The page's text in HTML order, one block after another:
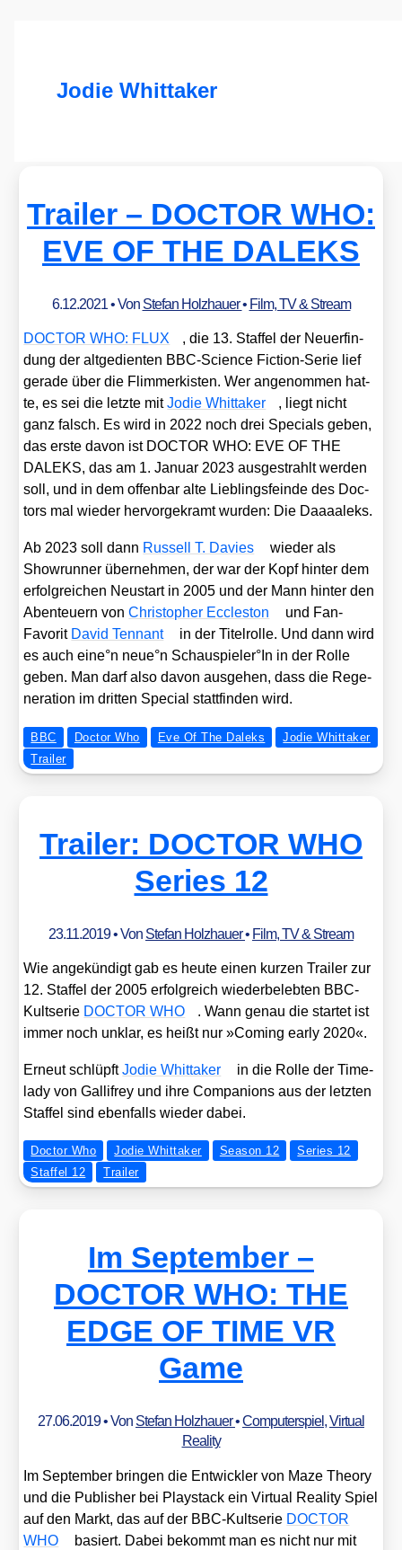
Jodie Whittaker
Trailer – DOCTOR WHO:
EVE OF THE DALEKS
6.12.2021• Von Stefan Holzhauer• Film, TV & Stream
DOCTOR WHO: FLUX
, die 13. Staf­fel der Neu­erfin­
dung der alt­ge­dien­ten BBC-Sci­ence Fic­tion-Serie lief
gera­de über die Flim­mer­kis­ten. Wer ange­nom­men hat­
te, es sei die letz­te mitJodie Whit­taker
, liegt nicht
ganz falsch. Es wird in 2022 noch drei Spe­cials geben,
das ers­te davon ist DOCTOR WHO: EVE OF THE
DALEKS, das am 1. Janu­ar 2023 aus­ge­strahlt wer­den
soll, und in dem offen­bar alte Lieb­lings­fein­de des Doc­
tors mal wie­der her­vor­ge­kramt wur­den: Die Daaaal­eks.
Ab 2023 soll dann Rus­sell T. Davies
wie­der als
Show­run­ner über­neh­men, der war der Kopf hin­ter dem
erfolg­rei­chen Neu­start in 2005 und der Mann hin­ter den
Aben­teu­ern vonChris­to­pher Eccle­s­ton
und Fan-
Favo­rit David Ten­n­ant
in der Titel­rol­le. Und dann wird
es auch eine°n neue°n Schauspieler°In in der Rol­le
geben. Man darf also davon aus­ge­hen, dass die Rege­
ne­ra­ti­on im drit­ten Spe­cial statt­fin­den wird.
BBC Doctor Who Eve Of The Daleks
Jodie Whittaker
Trailer
Trailer: DOCTOR WHO
Series 12
23.11.2019• Von Stefan Holzhauer• Film, TV & Stream
Wie ange­kün­digt gab es heu­te einen kur­zen Trai­ler zur
12. Staf­fel der 2005 erfolg­reich wie­der­be­leb­ten BBC-
Kult­se­rie DOCTOR WHO
. Wann genau die star­tet ist
immer noch unklar, es heißt nur »Coming ear­ly 2020«.
Erneut schlüpftJodie Whit­taker
in die Rol­le der Time­
la­dy von Gal­li­frey und ihre Com­pa­n­ions aus der letz­ten
Staf­fel sind eben­falls wie­der dabei.
Doctor Who Jodie Whittaker Season 12
Series 12
Staffel 12
Trailer
Im September –
DOCTOR WHO: THE
EDGE OF TIME VR
Game
27.06.2019• Von Stefan Holzhauer•Computerspiel,Virtual
Reality
Im Sep­tem­ber brin­gen die Ent­wick­ler von Maze Theo­ry
und die Publisher bei Play­stack ein Vir­tu­al Rea­li­ty Spiel
auf den Markt, das auf der BBC-Kult­se­rie DOCTOR
WHO
basiert. Dabei bekommt man es nicht nur mit